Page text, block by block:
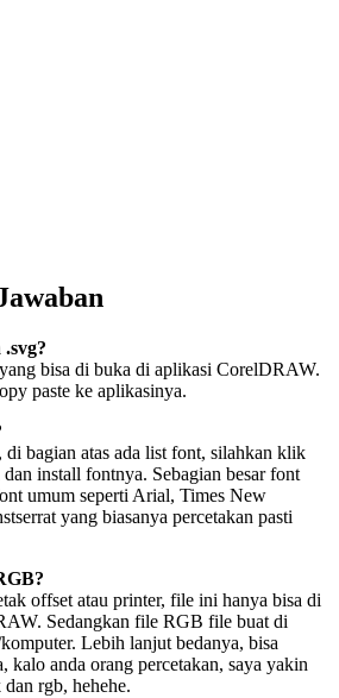
bisa di buka di aplikasi CorelDRAW.
paste ke aplikasinya.
di bagian atas ada list font, silahkan klik
install fontnya. Sebagian besar font
umum seperti Arial, Times New
yang biasanya percetakan pasti
offset atau printer, file ini hanya bisa di
Sedangkan file RGB file buat di
Lebih lanjut bedanya, bisa
kalo anda orang percetakan, saya yakin
rgb, hehehe.